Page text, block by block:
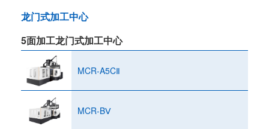
龙门式加工中心
5面加工龙门式加工中心
MCR-A5CⅡ
MCR-BⅤ